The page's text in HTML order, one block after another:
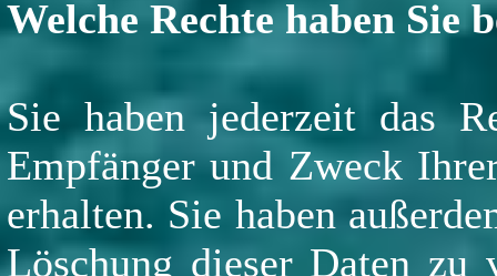
Welche Rechte haben Sie
Sie haben jederzeit das
Empfänger und Zweck
erhalten. Sie haben
Löschung dieser Daten zu